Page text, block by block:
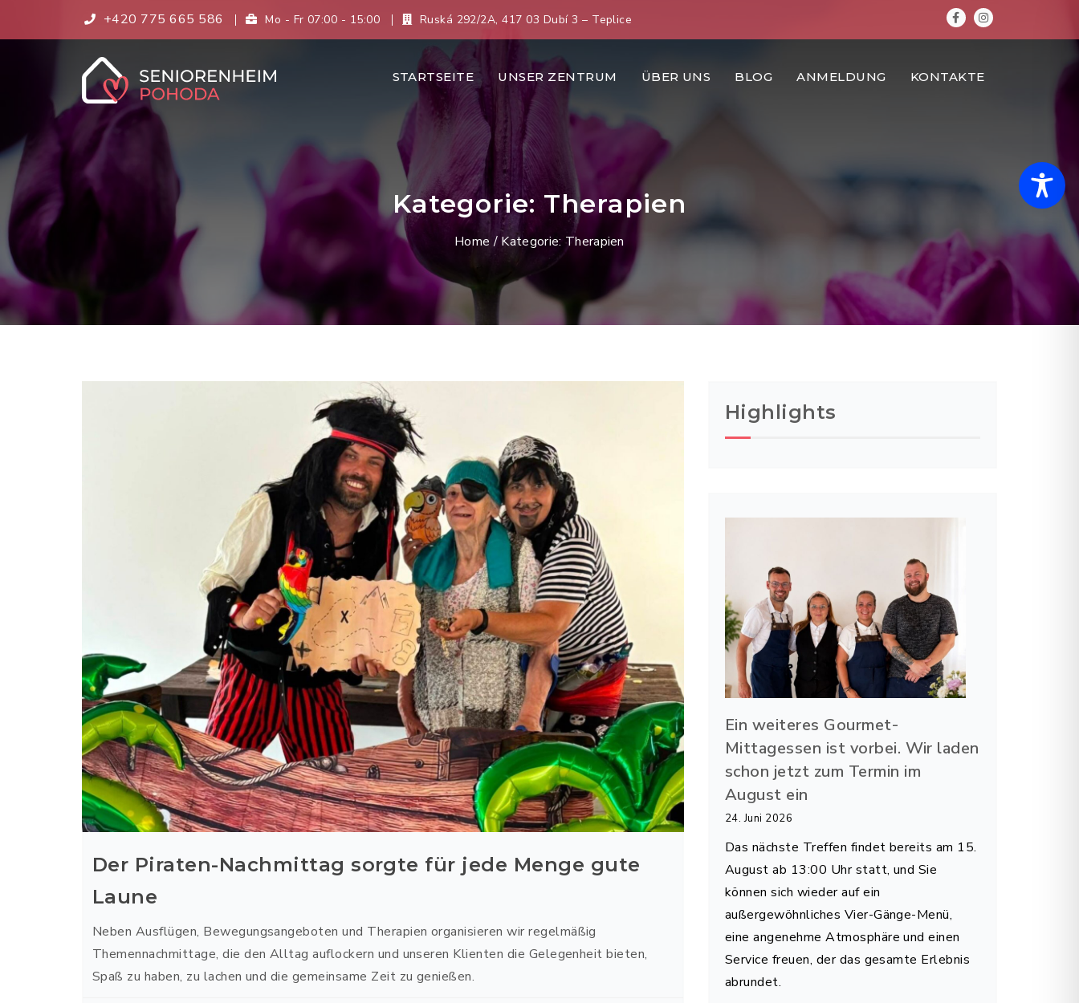
+420 775 665 586 Mo - Fr 07:00 - 15:00 Ruská 292/2A, 417 03 Dubí 3 – Teplice FACEBOOK
STARTSEITE UNSER ZENTRUM ÜBER UNS BLOG ANMELDUNG KONTAKTE
Kategorie: Therapien
Home / Kategorie: Therapien
Der Piraten-Nachmittag sorgte für jede Menge gute
Laune
Neben Ausflügen, Bewegungsangeboten und Therapien organisieren wir regelmäßig
Themennachmittage, die den Alltag auflockern und unseren Klienten die Gelegenheit bieten,
Spaß zu haben, zu lachen und die gemeinsame Zeit zu genießen.
Highlights
Ein weiteres Gourmet-
Mittagessen ist vorbei. Wir laden
schon jetzt zum Termin im
August ein
24. Juni 2026
Das nächste Treffen findet bereits am 15.
August ab 13:00 Uhr statt, und Sie
können sich wieder auf ein
außergewöhnliches Vier-Gänge-Menü,
eine angenehme Atmosphäre und einen
Service freuen, der das gesamte Erlebnis
abrundet.